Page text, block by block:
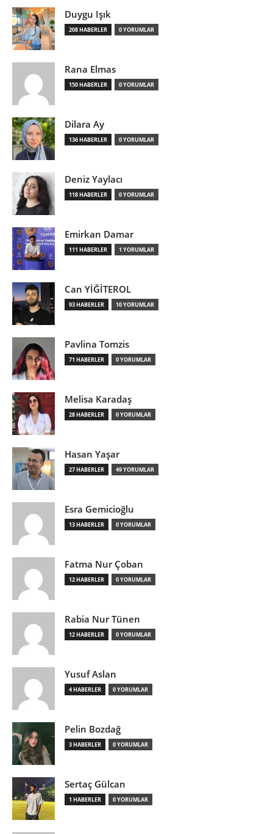
Duygu Işık
208 HABERLER 0 YORUMLAR
Rana Elmas
150 HABERLER 0 YORUMLAR
Dilara Ay
136 HABERLER 0 YORUMLAR
Deniz Yaylacı
118 HABERLER 0 YORUMLAR
Emirkan Damar
111 HABERLER 1 YORUMLAR
Can YİĞİTEROL
93 HABERLER 10 YORUMLAR
Pavlina Tomzis
71 HABERLER 0 YORUMLAR
Melisa Karadaş
28 HABERLER 0 YORUMLAR
Hasan Yaşar
27 HABERLER 49 YORUMLAR
Esra Gemicioğlu
13 HABERLER 0 YORUMLAR
Fatma Nur Çoban
12 HABERLER 0 YORUMLAR
Rabia Nur Tünen
12 HABERLER 0 YORUMLAR
Yusuf Aslan
4 HABERLER 0 YORUMLAR
Pelin Bozdağ
3 HABERLER 0 YORUMLAR
Sertaç Gülcan
1 HABERLER 0 YORUMLAR